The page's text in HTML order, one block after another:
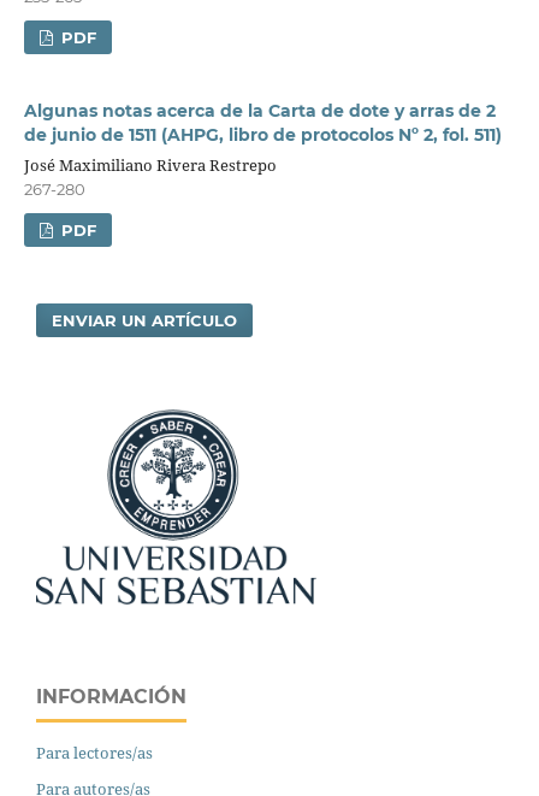
PDF
Algunas notas acerca de la Carta de dote y arras de 2
de junio de 1511 (AHPG, libro de protocolos Nº 2, fol. 511)
José Maximiliano Rivera Restrepo
267-280
PDF
ENVIAR UN ARTÍCULO
INFORMACIÓN
Para lectores/as
Para autores/as